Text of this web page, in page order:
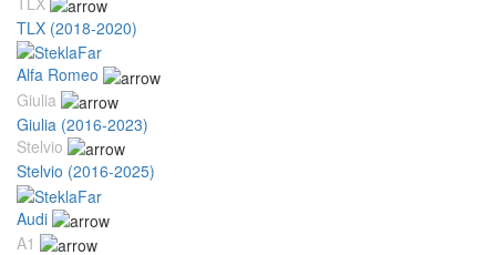
TLX (2018-2020)
Alfa Romeo
Giulia
Giulia (2016-2023)
Stelvio
Stelvio (2016-2025)
Audi
A1